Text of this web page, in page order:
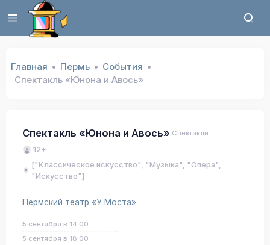
Главная Пермь
События
Спектакль «Юнона и Авось»
Спектакль «Юнона и Авось» Спектакли
12+
["Классическое искусство", "Музыка", "Опера",
"Искусство"]
Пермский театр «У Моста»
5 сентября в 14:00
5 сентября в 18:00